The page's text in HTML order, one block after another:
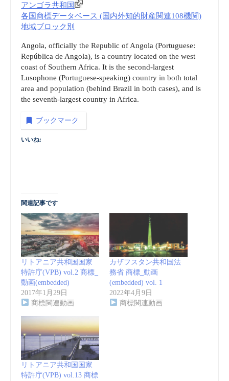
アンゴラ共和国
各国商標データベース (国内外知的財産関連108機関)
地域ブロック別
Angola, officially the Republic of Angola (Portuguese:
República de Angola), is a country located on the west
coast of Southern Africa. It is the second-largest
Lusophone (Portuguese-speaking) country in both total
area and population (behind Brazil in both cases), and is
the seventh-largest country in Africa.
ブックマーク
いいね:
関連記事です
リトアニア共和国国家
特許庁(VPB) vol.2 商標_
動画(embedded)
2017年1月29日
商標関連動画
カザフスタン共和国法
務省 商標_動画
(embedded) vol. 1
2022年4月9日
商標関連動画
リトアニア共和国国家
特許庁(VPB) vol.13 商標